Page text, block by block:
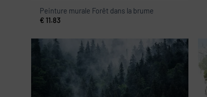
Peinture murale Forêt dans la brume
€ 11.83